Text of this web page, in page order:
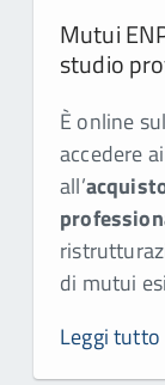
Mutui
studio
È online
accedere
all’
di mutui
Leggi